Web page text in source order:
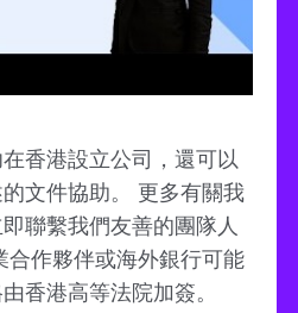
香港設立公司，還可以
文件協助。 更多有關我
聯繫我們友善的團隊人
合作夥伴或海外銀行可能
香港高等法院加簽。